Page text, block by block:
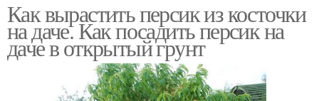
Как вырастить персик из косточки
на даче. Как посадить персик на
даче в открытый грунт